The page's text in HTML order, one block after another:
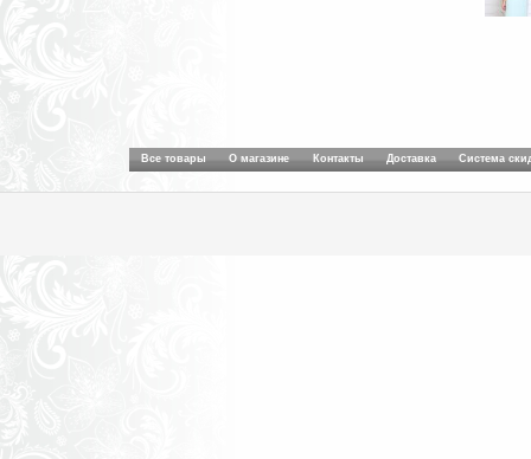
Все товары О магазине Контакты Доставка Система